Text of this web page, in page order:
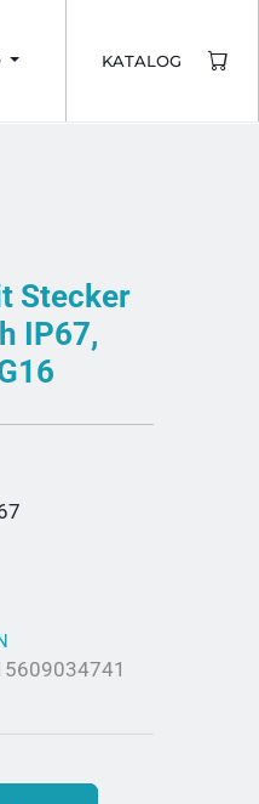
KATALOG
Stecker
IP67,